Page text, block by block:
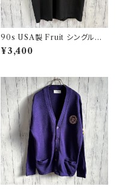
90s USA製 Fruit シングルス
テッチTシャツ ポケットT scree
nstars ヴィンテージ
¥3,400